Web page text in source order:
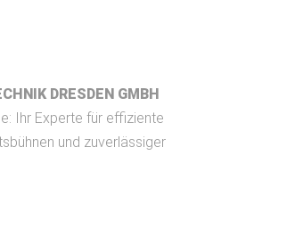
DRESDEN GMBH
Ihr Experte für effiziente
und zuverlässiger